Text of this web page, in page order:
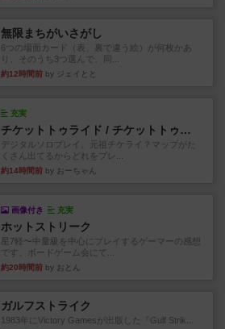
無限まちがいさがし
6つの場面カード（表、裏で違う絵）が何枚かあ
り、そのうち3つ選んで、同...
約12時間前 by ジェイとと
充実
チケットトゥライド / チケットトゥライドアメリカ
デジタルソロプレイ。元祖チケライ？マップがた
くさん出てるからどれをプレ...
約14時間前 by おーちゃん
画像付き 充実
ホットストリーク
星7軽〜中量級を中心にプレイするゲーマーの感想
です。ボードゲーム会にて...
約20時間前 by おとん
ガルフストライク
1983年にVictory Gamesが出版した『Gulf Strik...